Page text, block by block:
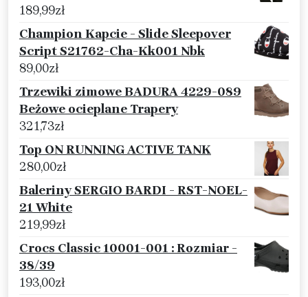
189,99zł
Champion Kapcie - Slide Sleepover
Script S21762-Cha-Kk001 Nbk
89,00zł
Trzewiki zimowe BADURA 4229-089
Beżowe ocieplane Trapery
321,73zł
Top ON RUNNING ACTIVE TANK
280,00zł
Baleriny SERGIO BARDI - RST-NOEL-
21 White
219,99zł
Crocs Classic 10001-001 : Rozmiar -
38/39
193,00zł